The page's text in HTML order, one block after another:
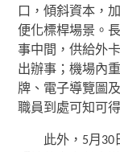
口，傾斜資本，
便化標桿場景。
事中間，供給外
出辦事；機場內
牌、電子導覽圖
職員到處可知可
此外，5月